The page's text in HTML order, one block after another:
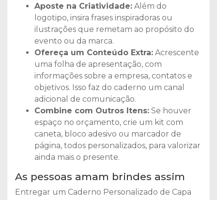
Aposte na Criatividade: Além do
logotipo, insira frases inspiradoras ou
ilustrações que remetam ao propósito do
evento ou da marca.
Ofereça um Conteúdo Extra: Acrescente
uma folha de apresentação, com
informações sobre a empresa, contatos e
objetivos. Isso faz do caderno um canal
adicional de comunicação.
Combine com Outros Itens: Se houver
espaço no orçamento, crie um kit com
caneta, bloco adesivo ou marcador de
página, todos personalizados, para valorizar
ainda mais o presente.
As pessoas amam brindes assim
Entregar um Caderno Personalizado de Capa